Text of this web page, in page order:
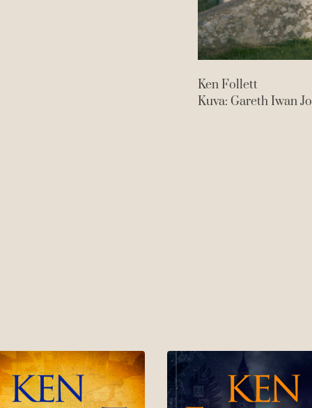
Ken Follett
Kuva: Gareth Iwan